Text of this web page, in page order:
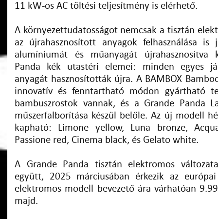
11 kW-os AC töltési teljesítmény is elérhető.
A környezettudatosságot nemcsak a tisztán
az újrahasznosított anyagok felhasználása
alumíniumát és műanyagát újrahasznosítva
Panda kék utastéri elemei: minden egyes
anyagát hasznosították újra. A BAMBOX
innovatív és fenntartható módon gyártható
bambuszrostok vannak, és a Grande Panda
műszerfalborítása készül belőle. Az új modell
kapható: Limone yellow, Luna bronze,
Passione red, Cinema black, és Gelato white.
A Grande Panda tisztán elektromos
együtt, 2025 márciusában érkezik az európai
elektromos modell bevezető ára várhatóan
majd.